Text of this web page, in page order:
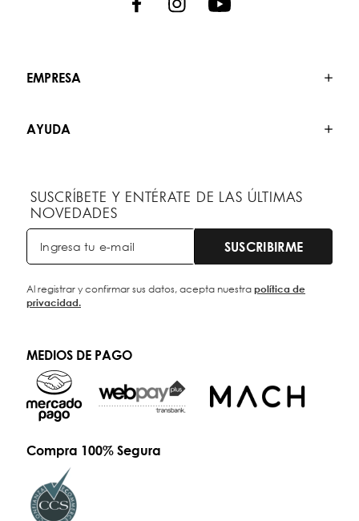
EMPRESA
AYUDA
SUSCRÍBETE Y ENTÉRATE DE LAS ÚLTIMAS
NOVEDADES
SUSCRIBIRME
Al registrar y confirmar sus datos, acepta nuestrapolítica de
privacidad.
MEDIOS DE PAGO
Compra 100% Segura